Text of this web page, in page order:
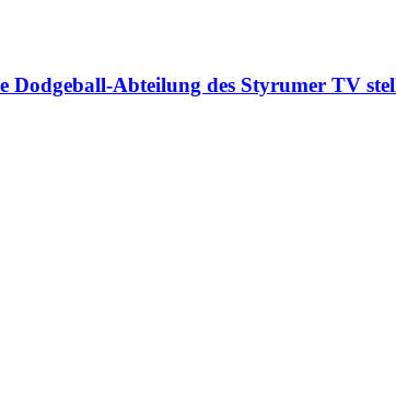
Dodgeball-Abteilung des Styrumer TV